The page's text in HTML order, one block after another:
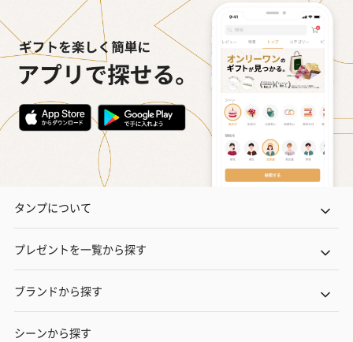
タンプについて
プレゼントを一覧から探す
ブランドから探す
シーンから探す